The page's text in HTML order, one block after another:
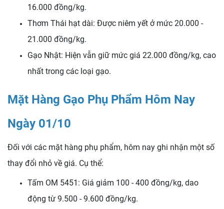
16.000 đồng/kg.
Thơm Thái hạt dài: Được niêm yết ở mức 20.000 -
21.000 đồng/kg.
Gạo Nhật: Hiện vẫn giữ mức giá 22.000 đồng/kg, cao
nhất trong các loại gạo.
Mặt Hàng Gạo Phụ Phẩm Hôm Nay
Ngày 01/10
Đối với các mặt hàng phụ phẩm, hôm nay ghi nhận một số
thay đổi nhỏ về giá. Cụ thể:
Tấm OM 5451: Giá giảm 100 - 400 đồng/kg, dao
động từ 9.500 - 9.600 đồng/kg.